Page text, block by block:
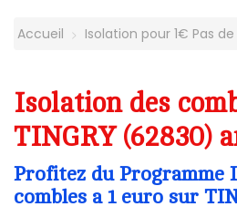
Accueil Isolation pour 1€ Pas
Isolation des
TINGRY (62830)
Profitez du Programme
combles a 1 euro sur